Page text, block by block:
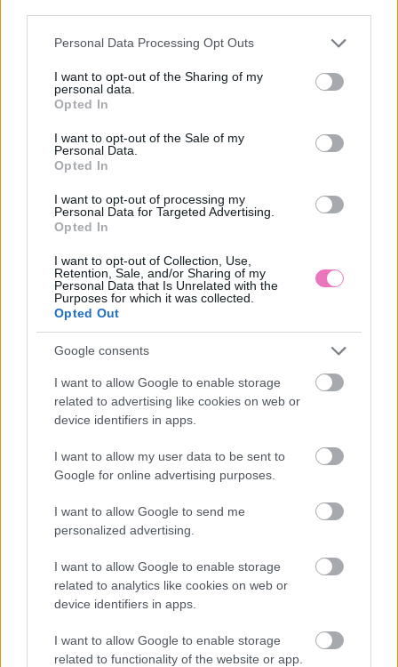
Please note that this website/app uses one or more Google
not limited to your visit or usage behaviour. You may click to
grant or deny consent to Google and its third-party tags to
use your data for below specified purposes in below Google
consent section.
Personal Data Processing Opt Outs
I want to opt-out of the Sharing of my
personal data.
Opted In
I want to opt-out of the Sale of my
Personal Data.
Opted In
I want to opt-out of processing my
Personal Data for Targeted Advertising.
Opted In
I want to opt-out of Collection, Use,
Retention, Sale, and/or Sharing of my
Personal Data that Is Unrelated with the
Purposes for which it was collected.
Opted Out
Google consents
I want to allow Google to enable storage
related to advertising like cookies on web or
device identifiers in apps.
I want to allow my user data to be sent to
Google for online advertising purposes.
I want to allow Google to send me
personalized advertising.
I want to allow Google to enable storage
related to analytics like cookies on web or
device identifiers in apps.
I want to allow Google to enable storage
related to functionality of the website or app.
Kövesd a Bien.hu cikkeit aGoogle Hírek-benis!
AFRIKA BŐRÁPOLÁS KOZMETIKUMOK SZÉPSÉG
SZÉPSÉGÁPOLÁS
Szólj hozzá a Facebook-on!
Ciklusfigyelés a keleti orvoslás szerint: Hasznosabb, mint a
modern appok?
Bosszantó szúnyoghang éjjel? A filléres házi trükk, amitől
reggelig békén hagynak
Ezt a fehér ruhadarabot hordja idén nyáron minden
elegáns nő 40 felett
5 csillagjegy, akinek a nyár közepe váratlan gazdagságot
Nedves ronggyal törölgeted a poros bútort? Ezért lesz még
rosszabb utána